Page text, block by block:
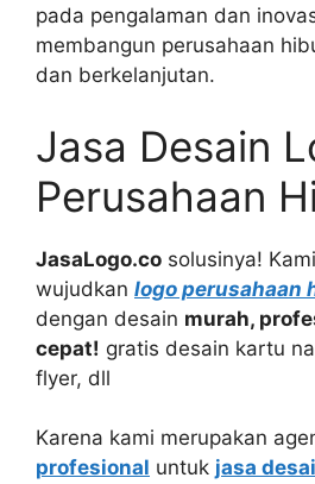
pada pengalaman dan
membangun perusahaan
dan berkelanjutan.
Jasa Desain
Perusahaan
JasaLogo.co solusinya!
wujudkan logo perusahaan
dengan desain murah,
cepat! gratis desain kartu
flyer, dll
Karena kami merupakan
profesional untuk jasa